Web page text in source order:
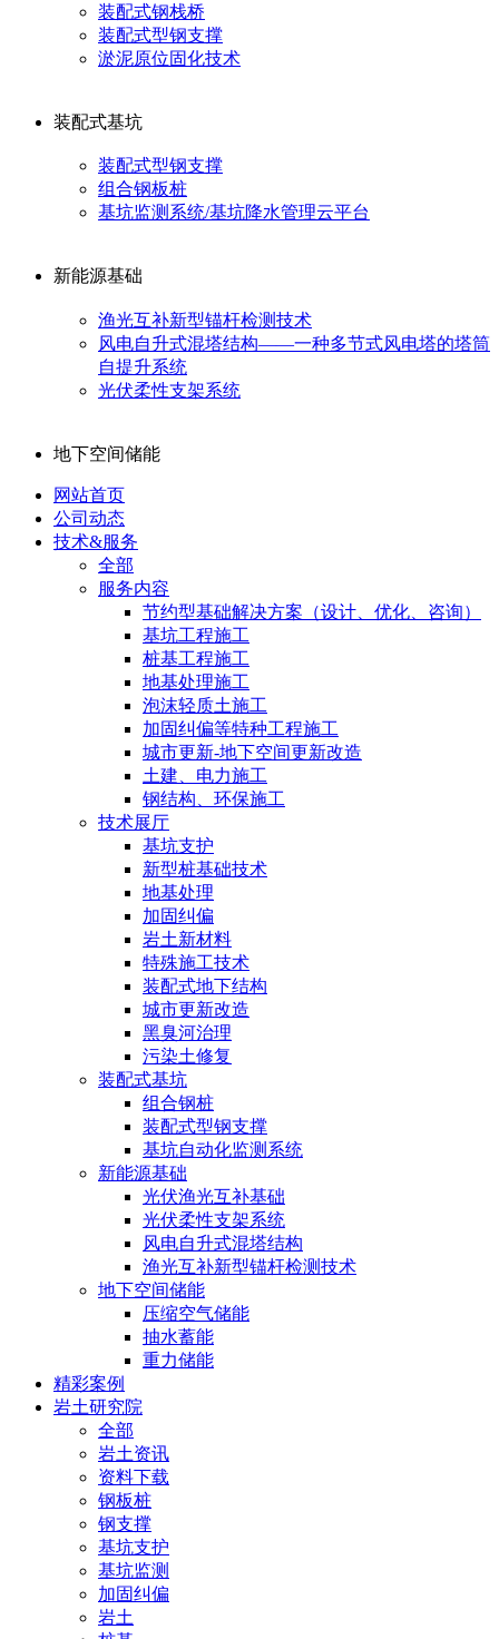
装配式钢栈桥
装配式型钢支撑
淤泥原位固化技术
装配式基坑
装配式型钢支撑
组合钢板桩
基坑监测系统/基坑降水管理云平台
新能源基础
渔光互补新型锚杆检测技术
风电自升式混塔结构——一种多节式风电塔的塔筒
自提升系统
光伏柔性支架系统
地下空间储能
网站首页
公司动态
技术&服务
全部
服务内容
节约型基础解决方案（设计、优化、咨询）
基坑工程施工
桩基工程施工
地基处理施工
泡沫轻质土施工
加固纠偏等特种工程施工
城市更新-地下空间更新改造
土建、电力施工
钢结构、环保施工
技术展厅
基坑支护
新型桩基础技术
地基处理
加固纠偏
岩土新材料
特殊施工技术
装配式地下结构
城市更新改造
黑臭河治理
污染土修复
装配式基坑
组合钢桩
装配式型钢支撑
基坑自动化监测系统
新能源基础
光伏渔光互补基础
光伏柔性支架系统
风电自升式混塔结构
渔光互补新型锚杆检测技术
地下空间储能
压缩空气储能
抽水蓄能
重力储能
精彩案例
岩土研究院
全部
岩土资讯
资料下载
钢板桩
钢支撑
基坑支护
基坑监测
加固纠偏
岩土